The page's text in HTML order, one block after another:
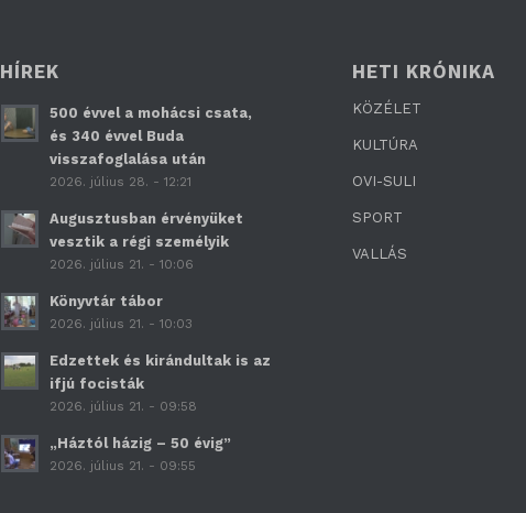
HÍREK
500 évvel a mohácsi csata,
és 340 évvel Buda
visszafoglalása után
2026. július 28. - 12:21
Augusztusban érvényüket
vesztik a régi személyik
2026. július 21. - 10:06
Könyvtár tábor
2026. július 21. - 10:03
Edzettek és kirándultak is az
ifjú focisták
2026. július 21. - 09:58
„Háztól házig – 50 évig”
2026. július 21. - 09:55
HETI KRÓNIKA
KÖZÉLET
KULTÚRA
OVI-SULI
SPORT
VALLÁS